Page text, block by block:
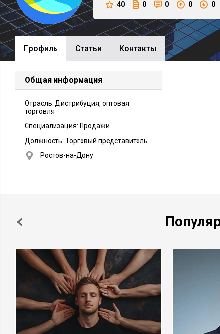
40 0 0 0 0
Профиль Cтатьи Контакты
Общая информация
Отрасль: Дистрибуция, оптовая
торговля
Специализация: Продажи
Должность: Торговый представитель
Ростов-на-Дону